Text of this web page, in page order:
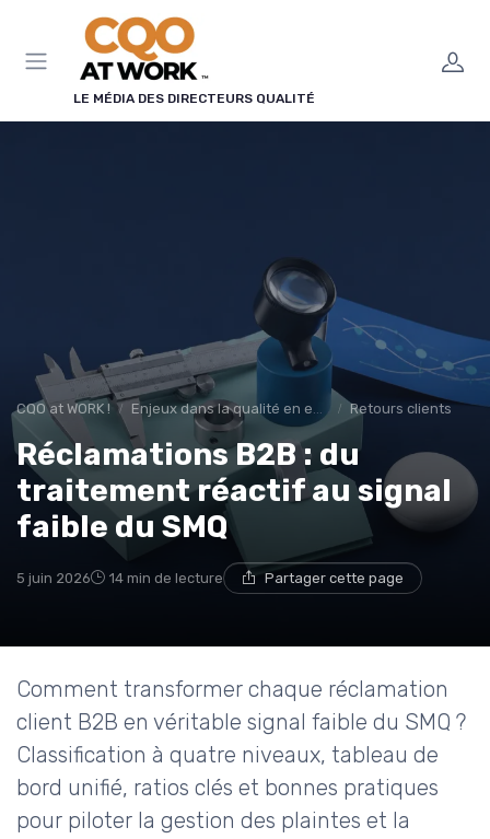
LE MÉDIA DES DIRECTEURS QUALITÉ
CQO at WORK ! Enjeux dans la qualité en entreprise Retours clients
Réclamations B2B : du
traitement réactif au signal
faible du SMQ
5 juin 2026 14 min de lecture Partager cette page
Comment transformer chaque réclamation
client B2B en véritable signal faible du SMQ ?
Classification à quatre niveaux, tableau de
bord unifié, ratios clés et bonnes pratiques
pour piloter la gestion des plaintes et la
Panneau de gestion des cookies